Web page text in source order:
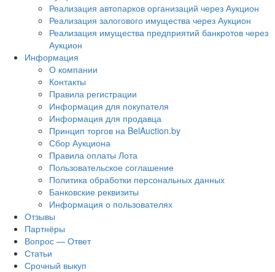
Реализация автопарков организаций через Аукцион
Реализация залогового имущества через Аукцион
Реализация имущества предприятий банкротов через
Аукцион
Информация
О компании
Контакты
Правила регистрации
Информация для покупателя
Информация для продавца
Принцип торгов на BelAuction.by
Сбор Аукциона
Правила оплаты Лота
Пользовательское соглашение
Политика обработки персональных данных
Банковские реквизиты
Информация о пользователях
Отзывы
Партнёры
Вопрос — Ответ
Статьи
Срочный выкуп